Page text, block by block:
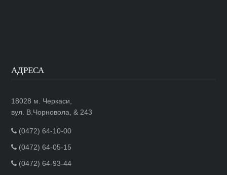
АДРЕСА
18028 м. Черкаси,
вул. В.Чорновола, & 243
(0472) 64-10-00
(0472) 64-05-15
(0472) 64-93-44